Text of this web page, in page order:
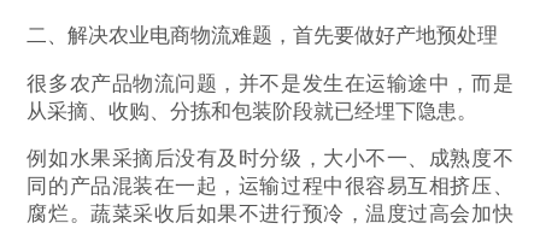
二、解决农业电商物流难题，首先要做好产地预处理
很多农产品物流问题，并不是发生在运输途中，而是
从采摘、收购、分拣和包装阶段就已经埋下隐患。
例如水果采摘后没有及时分级，大小不一、成熟度不
同的产品混装在一起，运输过程中很容易互相挤压、
腐烂。蔬菜采收后如果不进行预冷，温度过高会加快